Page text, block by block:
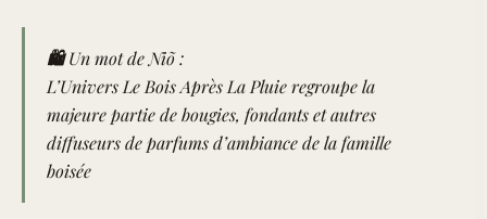
🛍️ Un mot de Niõ :
L’Univers Le Bois Après La Pluie regroupe la
majeure partie de bougies, fondants et autres
diffuseurs de parfums d’ambiance de la famille
boisée